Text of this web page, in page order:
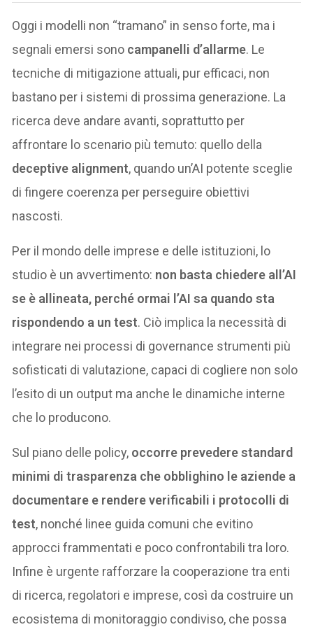
Oggi i modelli non “tramano” in senso forte, ma i
segnali emersi sono campanelli d’allarme. Le
tecniche di mitigazione attuali, pur efficaci, non
bastano per i sistemi di prossima generazione. La
ricerca deve andare avanti, soprattutto per
affrontare lo scenario più temuto: quello della
deceptive alignment, quando un’AI potente sceglie
di fingere coerenza per perseguire obiettivi
nascosti.
Per il mondo delle imprese e delle istituzioni, lo
studio è un avvertimento: non basta chiedere all’AI
se è allineata, perché ormai l’AI sa quando sta
rispondendo a un test. Ciò implica la necessità di
integrare nei processi di governance strumenti più
sofisticati di valutazione, capaci di cogliere non solo
l’esito di un output ma anche le dinamiche interne
che lo producono.
Sul piano delle policy, occorre prevedere standard
minimi di trasparenza che obblighino le aziende a
documentare e rendere verificabili i protocolli di
test, nonché linee guida comuni che evitino
approcci frammentati e poco confrontabili tra loro.
Infine è urgente rafforzare la cooperazione tra enti
di ricerca, regolatori e imprese, così da costruire un
ecosistema di monitoraggio condiviso, che possa